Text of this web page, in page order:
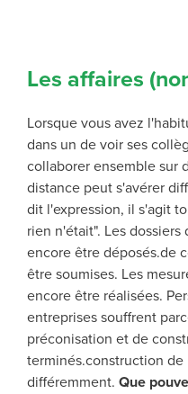
Les affaires
Lorsque vous avez
dans un de voir ses
collaborer ensemble sur
distance peut s'avérer
dit l'expression, il s'agit
rien n'était". Les
encore être déposés.de
être soumises. Les
encore être réalisées.
entreprises souffrent
préconisation et de
terminés.construction de
différemment. Que